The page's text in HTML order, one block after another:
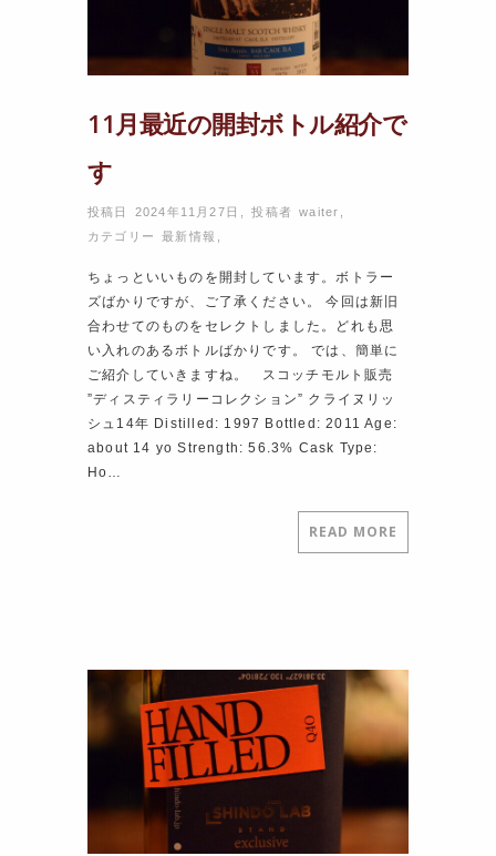
11月最近の開封ボトル紹介で
す
投稿日 2024年11月27日 ,投稿者waiter
カテゴリー最新情報
ちょっといいものを開封しています。ボトラー
ズばかりですが、ご了承ください。 今回は新旧
合わせてのものをセレクトしました。どれも思
い入れのあるボトルばかりです。 では、簡単に
ご紹介していきますね。 スコッチモルト販売
”ディスティラリーコレクション” クライヌリッ
シュ14年 Distilled: 1997 Bottled: 2011 Age:
about 14 yo Strength: 56.3% Cask Type:
Ho…
READ MORE